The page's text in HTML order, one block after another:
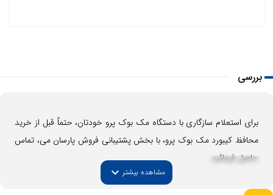
بررسی
برای استعلام سازگاری با دستگاه مک بوک پرو خودتان، حتماً قبل از خرید
محافظ کیبورد مک بوک پرو، با بخش پشتیبانی فروش پارسان می، تماس
حاصل فرمائید.
مشاهده بیشترexpand_more